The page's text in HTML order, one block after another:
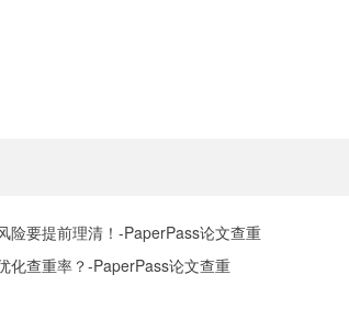
险要提前理清！-PaperPass论文查重
化查重率？-PaperPass论文查重